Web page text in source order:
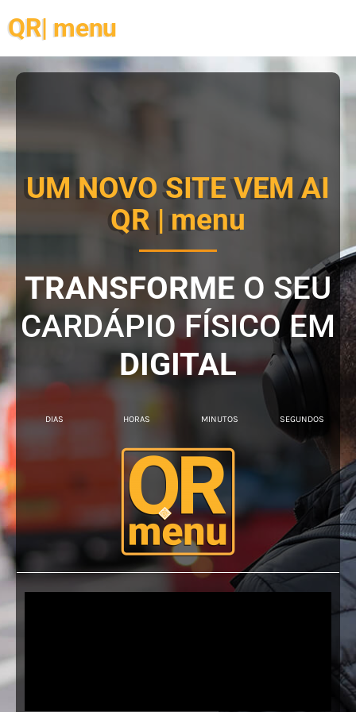
QR| menu
UM NOVO SITE VEM AI
QR | menu
TRANSFORME O SEU
CARDÁPIO FÍSICO EM
DIGITAL
DIAS HORAS MINUTOS SEGUNDOS